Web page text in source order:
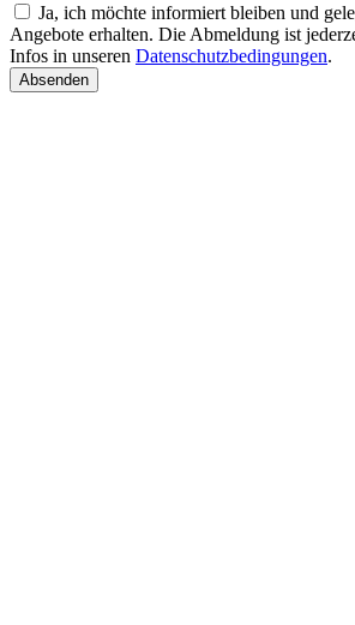
Ja, ich möchte informiert bleiben und
Angebote erhalten. Die Abmeldung ist
Infos in unseren Datenschutzbedingungen.
Absenden